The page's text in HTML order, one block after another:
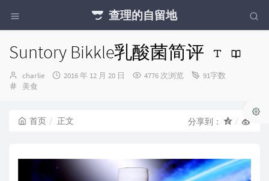
查理的自留地
Suntory Bikkle乳酸菌简评
博
主：
charlie
发
2016 年 12 月 20 日 4776 次浏览
91字数
分
美食
首页 正文 分享到：